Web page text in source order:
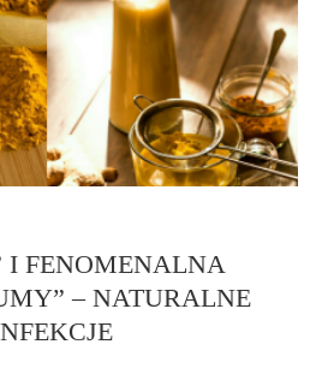
I FENOMENALNA
– NATURALNE